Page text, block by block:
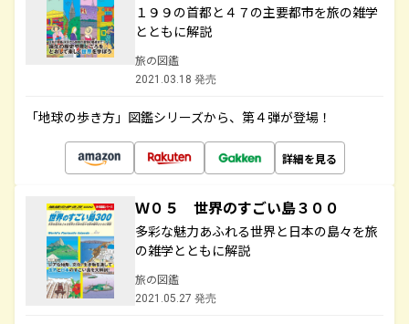
１９９の首都と４７の主要都市を旅の雑学
とともに解説
旅の図鑑
2021.03.18 発売
「地球の歩き方」図鑑シリーズから、第４弾が登場！
詳細を見る
Ｗ０５ 世界のすごい島３００
多彩な魅力あふれる世界と日本の島々を旅
の雑学とともに解説
旅の図鑑
2021.05.27 発売